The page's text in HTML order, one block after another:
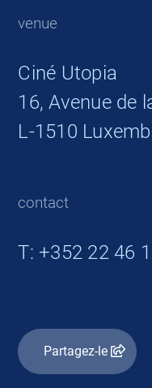
venue
Ciné Utopia
16, Avenue de
L-1510
contact
T: +352 22 46
Partagez-le